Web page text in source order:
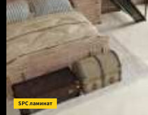
SPC ламинат